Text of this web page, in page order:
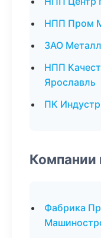
НПП Пром
ЗАО
НПП
Ярославль
ПК
Компании
Фабрика